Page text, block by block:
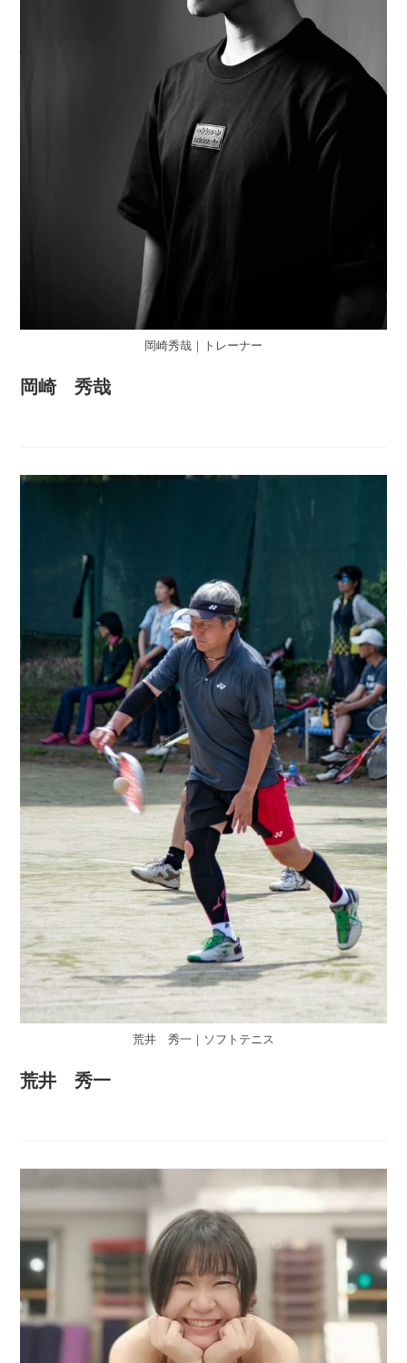
岡崎秀哉｜トレーナー
岡崎 秀哉
荒井 秀一｜ソフトテニス
荒井 秀一